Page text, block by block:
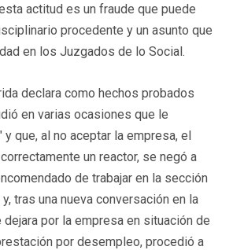
actitud es un fraude que puede
procedente y un asunto que
en los Juzgados de lo Social.
declara como hechos probados
en varias ocasiones que le
y que, al no aceptar la empresa, el
un reactor, se negó a
de trabajar en la sección
tras una nueva conversación en la
por la empresa en situación de
por desempleo, procedió a